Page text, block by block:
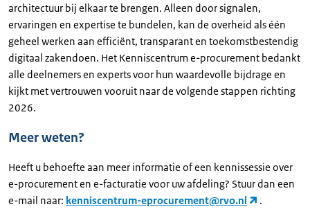
architectuur bij elkaar te brengen. Alleen door signalen,
ervaringen en expertise te bundelen, kan de overheid als één
geheel werken aan efficiënt, transparant en toekomstbestendig
digitaal zakendoen. Het Kenniscentrum e-procurement bedankt
alle deelnemers en experts voor hun waardevolle bijdrage en
kijkt met vertrouwen vooruit naar de volgende stappen richting
2026.
Meer weten?
Heeft u behoefte aan meer informatie of een kennissessie over
e-procurement en e-facturatie voor uw afdeling? Stuur dan een
e-mail naar: kenniscentrum-eprocurement@rvo.nl .